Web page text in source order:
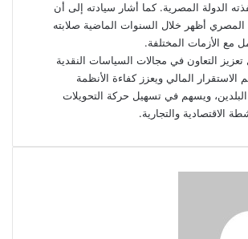
الدولة المصرية. كما أشار سيادته إلى أن
أظهر خلال السنوات الماضية صلابته
مع الأزمات المختلفة.
تعزيز التعاون في مجالات السياسات النقدية
الاستقرار المالي ويعزز كفاءة الأنظمة
ويسهم في تسهيل حركة التحويلات
الاقتصادية والتجارية.